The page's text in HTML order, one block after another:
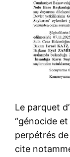
Le parquet
“génocide
perpétrés de
cite